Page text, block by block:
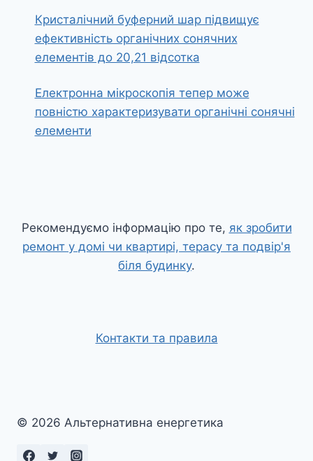
Кристалічний буферний шар підвищує
ефективність органічних сонячних
елементів до 20,21 відсотка
Електронна мікроскопія тепер може
повністю характеризувати органічні сонячні
елементи
Рекомендуємо інформацію про те, як зробити
ремонт у домі чи квартирі, терасу та подвір'я
біля будинку.
Контакти та правила
© 2026 Альтернативна енергетика